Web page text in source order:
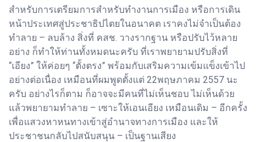
สำหรับการเตรียมการสำหรับทำงานการเมือง หรือการเดิน
หน้าประเทศสู่ประชาธิปไตยในอนาคต เราคงไม่จำเป็นต้อง
ทำลาย – ลบล้าง สิ่งที่ คสช. วางรากฐาน หรือปรับไว้หลาย
อย่าง ก็ทำให้ท่านทั้งหมดนะครับ ที่เราพยายามปรับสิ่งที่
“เอียง” ให้ค่อยๆ “ตั้งตรง” พร้อมกับเสริมความเข้มแข็งเข้าไป
อย่างต่อเนื่อง เหมือนที่ผมพูดตั้งแต่ 22พฤษภาคม 2557 นะ
ครับ อย่างไรก็ตาม ก็อาจจะมีคนที่ไม่เห็นชอบ ไม่เห็นด้วย
แล้วพยายามทำลาย – เซาะให้เอนเอียง เหมือนเดิม – อีกครั้ง
เพื่อแสวงหาหนทางเข้าสู่อำนาจทางการเมือง และให้
ประชาชนกลับไปสนับสนุน – เป็นฐานเสียง